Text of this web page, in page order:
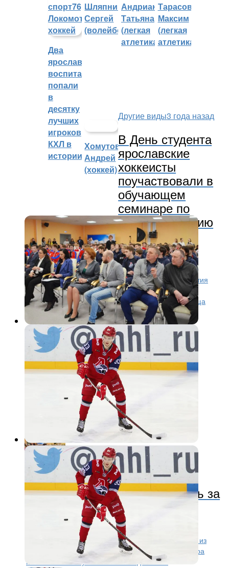
Два
ярославских
воспитанника
попали
в
десятку
лучших
игроков
КХЛ в
истории
Шляпников
Сергей
(волейбол)
Андрианова
Татьяна
(легкая
атлетика)
Тарасов
Максим
(легкая
атлетика)
Хомутов
Андрей
(хоккей)
Другие виды3 года назад
В День студента
ярославские
хоккеисты
поучаствовали в
обучающем
семинаре по
взаимодействию
со СМИ
В Ярославле состоялась обучающий семинар для
хоккеистов «Репутация спортсмена.Эффективное
взаиможействие со СМИ». Участниками мероприятия
стали более 150 молодых спортсменов системы
«Локомотив» и студентов Государственного училища
олимпийского...
Хоккей3 года назад
Даниил Мисюль может сыграть за
«Нью-Джерси» в НХЛ
Защитник Даниил Мисюль может сыграть за «Нью-
Джерси» в НХЛ. Экс-игрока «Локомотива» вызвали из
фарм-клуба. Дебютировать в сильнейшей лиге мира
Мисюль сможет уже ночью в поединке с...